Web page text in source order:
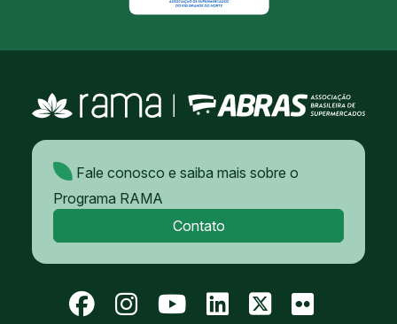
Fale conosco e saiba mais sobre o
Programa RAMA
Contato